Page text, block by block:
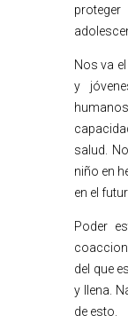
Nos va
y
salud.
niño en
en el
Poder
del que
y llena.
de esto.